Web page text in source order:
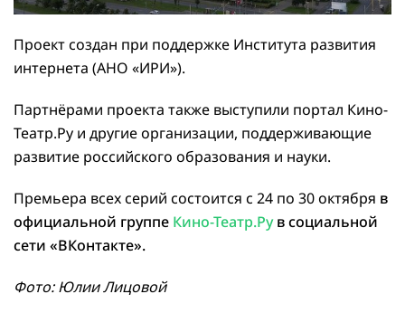
Проект создан при поддержке Института развития
интернета (АНО «ИРИ»).
Партнёрами проекта также выступили портал Кино-
Театр.Ру и другие организации, поддерживающие
развитие российского образования и науки.
Премьера всех серий состоится с 24 по 30 октября в
официальной группе Кино-Театр.Рув социальной
сети «ВКонтакте».
Фото: Юлии Лицовой